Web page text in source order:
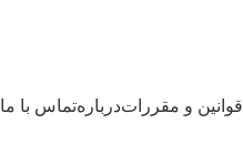
قوانین و مقرراتدربارهتماس با ما